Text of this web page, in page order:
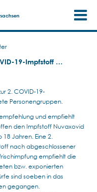
19-Impfstoff …
2. COVID-19-
Personengruppen.
und empfiehlt
den Impfstoff Nuvaxovid
18 Jahren. Eine 2.
nach abgeschlossener
empfiehlt die
bzw. exponierten
sind soeben in das
gegangen.